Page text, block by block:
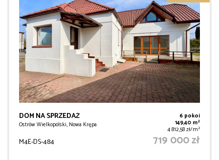
DOM NA SPRZEDAŻ
Ostrów Wielkopolski, Nowa Krępa
6 pokoi
149,40 m2
4 812,58 zł/m2
M4E-DS-484 719 000 zł